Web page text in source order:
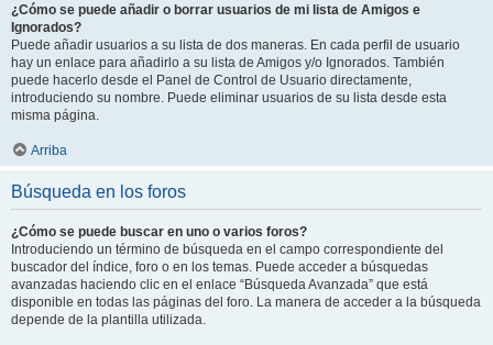
¿Cómo se puede añadir o borrar usuarios de mi lista de Amigos e
Ignorados?
Puede añadir usuarios a su lista de dos maneras. En cada perfil de usuario
hay un enlace para añadirlo a su lista de Amigos y/o Ignorados. También
puede hacerlo desde el Panel de Control de Usuario directamente,
introduciendo su nombre. Puede eliminar usuarios de su lista desde esta
misma página.
Arriba
Búsqueda en los foros
¿Cómo se puede buscar en uno o varios foros?
Introduciendo un término de búsqueda en el campo correspondiente del
buscador del índice, foro o en los temas. Puede acceder a búsquedas
avanzadas haciendo clic en el enlace “Búsqueda Avanzada” que está
disponible en todas las páginas del foro. La manera de acceder a la búsqueda
depende de la plantilla utilizada.